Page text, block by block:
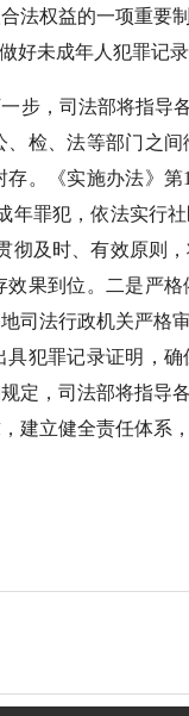
权益的一项重要
未成年人犯罪记
，司法部将指导
检、法等部门之
。《实施办法》
罪犯，依法实行
及时、有效原则
果到位。二是严
司法行政机关严
犯罪记录证明，
定，司法部将指导
建立健全责任体